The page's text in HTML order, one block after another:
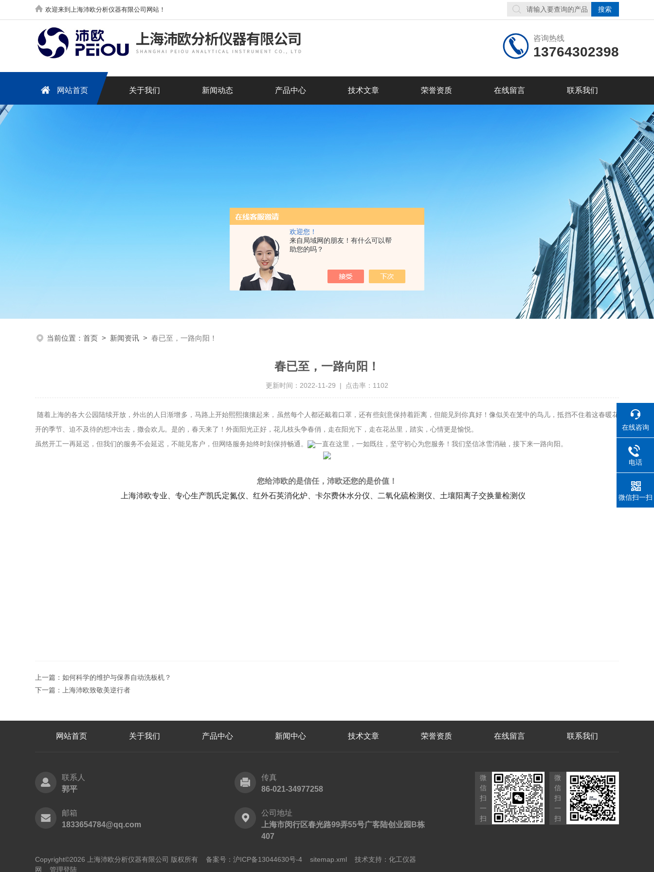
欢迎您！
来自局域网的朋友！有什么可以帮
助您的吗？
欢迎来到上海沛欧分析仪器有限公司网站！
咨询热线
13764302398
网站首页 关于我们 新闻动态 产品中心 技术文章 荣誉资质 在线留言 联系我们
当前位置： 首页 > 新闻资讯 > 春已至，一路向阳！
春已至，一路向阳！
更新时间：2022-11-29 | 点击率：1102
随着上海的各大公园陆续开放，外出的人日渐增多，马路上开始熙熙攘攘起来，虽然每个人都还戴着口罩，还有些刻意保持着距离，但能见到你真好！像似关在笼中的鸟儿，抵挡不住着这春暖花
开的季节、迫不及待的想冲出去，撒会欢儿。是的，春天来了！外面阳光正好，花儿枝头争春俏，走在阳光下，走在花丛里，踏实，心情更是愉悦。
虽然开工一再延迟，但我们的服务不会延迟，不能见客户，但网络服务始终时刻保持畅通。
一直在这里，一如既往，坚守初心为您服务！我们坚信冰雪消融，接下来一路向阳。
您给沛欧的是信任，沛欧还您的是价值！
上海沛欧专业、专心生产凯氏定氮仪、红外石英消化炉、卡尔费休水分仪、二氧化硫检测仪、土壤阳离子交换量检测仪
上一篇： 如何科学的维护与保养自动洗板机？
下一篇：
上海沛欧致敬美逆行者
网站首页 关于我们 产品中心 新闻中心 技术文章 荣誉资质 在线留言 联系我们
联系人
郭平
传真
86-021-34977258
邮箱
1833654784@qq.com
公司地址
上海市闵行区春光路99弄55号广客陆创业园B栋
407
微
信
扫
一
扫
微
信
扫
一
扫
Copyright©2026 上海沛欧分析仪器有限公司 版权所有 备案号：沪ICP备13044630号-4 sitemap.xml 技术支持： 化工仪器
网
管理登陆
在线咨询
电话
微信扫一扫